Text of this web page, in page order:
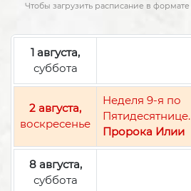
Чтобы загрузить расписание в формате
1 августа,
суббота
2 августа,
воскресенье
Неделя 9-я по
Пятидесятнице.
Пророка Илии
8 августа,
суббота